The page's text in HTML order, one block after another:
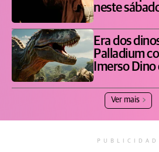
neste
Era dos
Palladium
Imerso Dino
Ver mais